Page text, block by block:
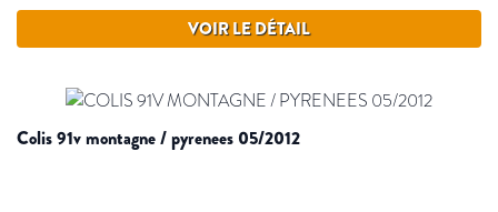
VOIR LE DÉTAIL
colis 91v montagne / pyrenees 05/2012